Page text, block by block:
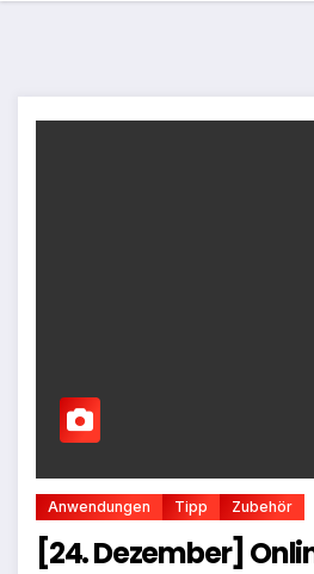
Anwendungen Tipp Zubehör
[24. Dezember]